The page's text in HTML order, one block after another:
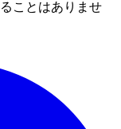
ことはありませ